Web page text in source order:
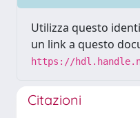
Utilizza questo
un link a questo
https://
Citazioni